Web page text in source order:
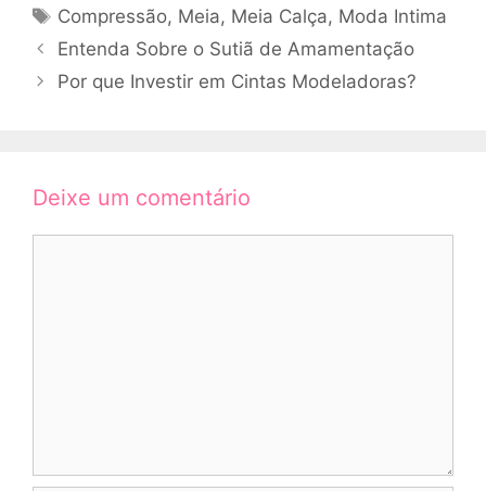
Tags
Compressão, Meia, Meia Calça, Moda Intima
Entenda Sobre o Sutiã de Amamentação
Por que Investir em Cintas Modeladoras?
Deixe um comentário